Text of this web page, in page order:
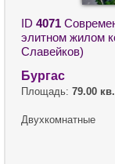
ID 4071
элитном жилом
Славейков)
Бургас
Площадь: 79.00
Двухкомнатные